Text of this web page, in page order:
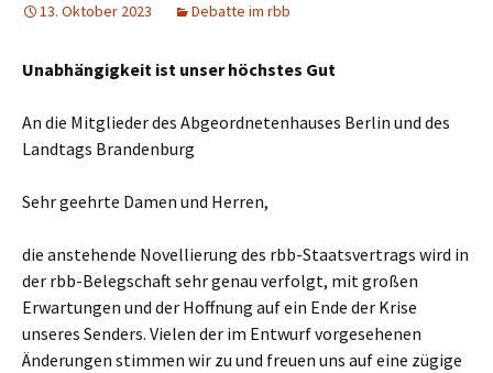
13. Oktober 2023 Debatte im rbb
Unabhängigkeit ist unser höchstes Gut
An die Mitglieder des Abgeordnetenhauses Berlin und des
Landtags Brandenburg
Sehr geehrte Damen und Herren,
die anstehende Novellierung des rbb-Staatsvertrags wird in
der rbb-Belegschaft sehr genau verfolgt, mit großen
Erwartungen und der Hoffnung auf ein Ende der Krise
unseres Senders. Vielen der im Entwurf vorgesehenen
Änderungen stimmen wir zu und freuen uns auf eine zügige